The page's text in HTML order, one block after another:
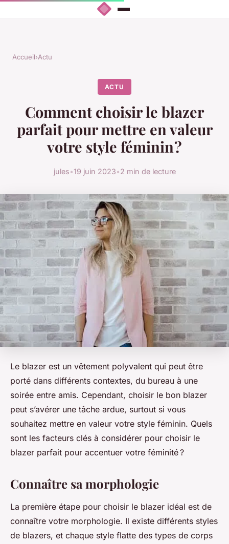
Accueil›Actu
ACTU
Comment choisir le blazer
parfait pour mettre en valeur
votre style féminin ?
jules•19 juin 2023•2 min de lecture
Le blazer est un vêtement polyvalent qui peut être
porté dans différents contextes, du bureau à une
soirée entre amis. Cependant, choisir le bon blazer
peut s’avérer une tâche ardue, surtout si vous
souhaitez mettre en valeur votre style féminin. Quels
sont les facteurs clés à considérer pour choisir le
blazer parfait pour accentuer votre féminité ?
Connaître sa morphologie
La première étape pour choisir le blazer idéal est de
connaître votre morphologie. Il existe différents styles
de blazers, et chaque style flatte des types de corps